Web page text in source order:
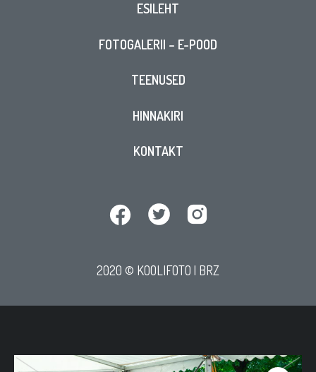
ESILEHT
FOTOGALERII – E-POOD
TEENUSED
HINNAKIRI
KONTAKT
2020 © KOOLIFOTO | BRZ